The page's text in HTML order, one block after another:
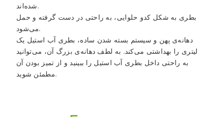
شده‌اند.
بطری به شکل کدو حلوایی، به راحتی در دست گرفته و حمل
می‌شود.
دهانه‌ی پهن و سیستم بسته شدن ساده، بطری آب استیل یک
لیتری را بهداشتی می‌کند. به لطف دهانه‌ی بزرگ آن، می‌توانید
به راحتی داخل بطری آب استیل را ببینید و از تمیز بودن آن
مطمئن شوید.